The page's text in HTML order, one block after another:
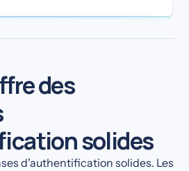
des
solides
d'authentification solides. Les